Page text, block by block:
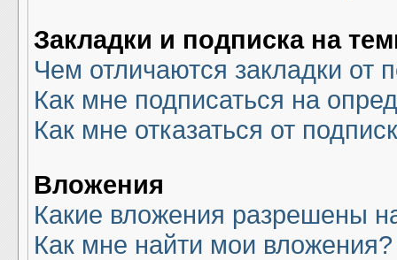
Закладки и подписка на
Чем отличаются закладки от
Как мне подписаться на
Как мне отказаться от
Вложения
Какие вложения разрешены
Как мне найти мои вложения?